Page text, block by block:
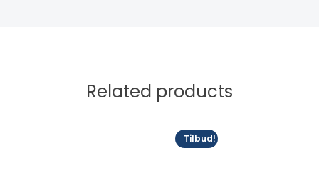
Related products
Tilbud!
Dette
produktet